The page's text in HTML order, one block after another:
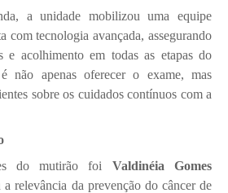
a unidade mobilizou uma equipe
com tecnologia avançada, assegurando
e acolhimento em todas as etapas do
não apenas oferecer o exame, mas
sobre os cuidados contínuos com a
do mutirão foi Valdinéia Gomes
a relevância da prevenção do câncer de